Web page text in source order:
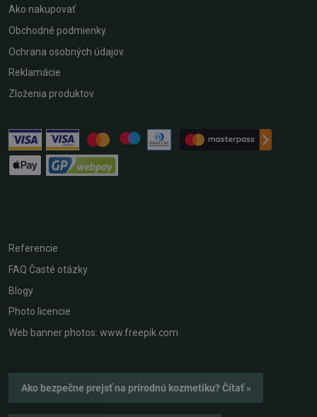
Ako nakupovať
Obchodné podmienky
Ochrana osobných údajov
Reklamácie
Zloženia produktov
Referencie
FAQ Časté otázky
Blogy
Photo licencie
Web banner photos: www.freepik.com
Ako bezpečne prejsť na prírodnú kozmetiku? Čítať »